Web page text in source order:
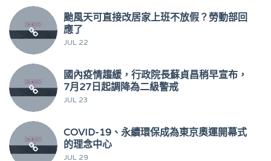
颱風天可直接改居家上班不放假？勞動部回
應了
JUL 22
國內疫情趨緩，行政院長蘇貞昌稍早宣布，
7月27日起調降為二級警戒
JUL 23
COVID-19、永續環保成為東京奧運開幕式
的理念中心
JUL 29